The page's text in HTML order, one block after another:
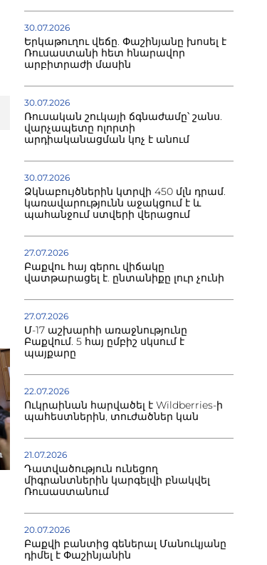
30.07.2026
Երկաթուղու վեճը. Փաշինյանը խոսել է
Ռուսաստանի հետ հնարավոր
արբիտրաժի մասին
30.07.2026
Ռուսական շուկայի ճգնաժամը՝ շանս.
վարչապետը ոլորտի
արդիականացման կոչ է անում
30.07.2026
Ձկնաբույծներին կտրվի 450 մլն դրամ.
կառավարությունն աջակցում է և
պահանջում ստվերի վերացում
27.07.2026
Բաքվու հայ գերու վիճակը
վատթարացել է. ընտանիքը լուր չունի
27.07.2026
Մ-17 աշխարհի առաջնությունը
Բաքվում. 5 հայ ըմբիշ սկսում է
պայքարը
22.07.2026
Ուկրաինան հարվածել է Wildberries-ի
պահեստներին, տուժածներ կան
21.07.2026
Դատվածություն ունեցող
միգրանտներին կարգելվի բնակվել
Ռուսաստանում
20.07.2026
Բաքվի բանտից գեներալ Մանուկյանը
դիմել է Փաշինյանին